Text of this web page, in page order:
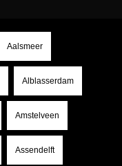
Aalsmeer
Alblasserdam
Amstelveen
Assendelft